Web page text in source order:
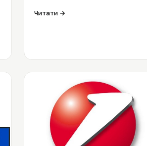
Читати →